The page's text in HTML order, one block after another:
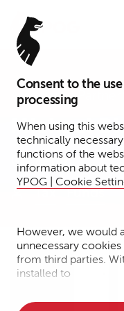
Consent to the
processing
When using this
technically
functions of the
information about
YPOG | Cookie
However, we would
unnecessary
from third parties.
installed to
Associated Partner*
Michael
Berlin